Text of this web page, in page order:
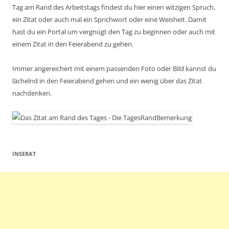
Tag am Rand des Arbeitstags findest du hier einen witzigen Spruch,
ein Zitat oder auch mal ein Sprichwort oder eine Weisheit. Damit
hast du ein Portal um vergnügt den Tag zu beginnen oder auch mit
einem Zitat in den Feierabend zu gehen.
Immer angereichert mit einem passenden Foto oder Bild kannst du
lächelnd in den Feierabend gehen und ein wenig über das Zitat
nachdenken.
INSERAT